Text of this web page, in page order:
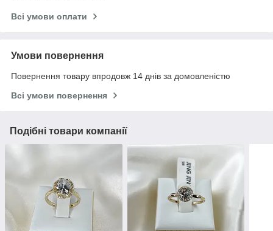
Всі умови оплати
Умови повернення
Повернення товару впродовж 14 днів за домовленістю
Всі умови повернення
Подібні товари компанії